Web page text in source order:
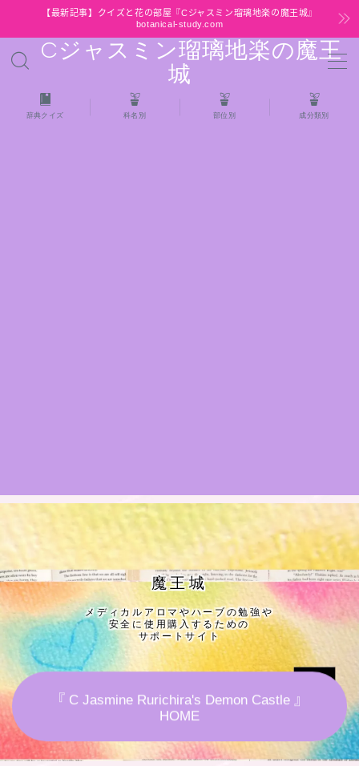
【最新記事】クイズと花の部屋『Cジャスミン瑠璃地楽の魔王城』
botanical-study.com
Cジャスミン瑠璃地楽の魔王
城
MENU
HOME
公式ウェブサイト『Botanical Study』
Cジャスミン瑠璃地楽の主な活動先リンク集
プロフィール
アロマハーブアンケート
おすすめ商品＆レビュー
★スペシャルアロマハーブ４択クイズ (kindle出
辞典クイズ 科名別 部位別 成分類別
魔王城
メディカルアロマやハーブの勉強や
安全に使用購入するための
サポートサイト
『 C Jasmine Rurichira's Demon Castle 』
HOME